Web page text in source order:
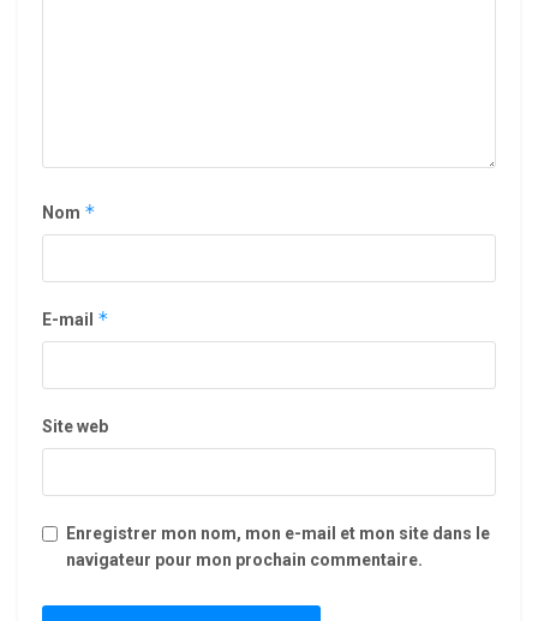
Nom *
E-mail *
Site web
Enregistrer mon nom, mon e-mail et mon site dans le
navigateur pour mon prochain commentaire.